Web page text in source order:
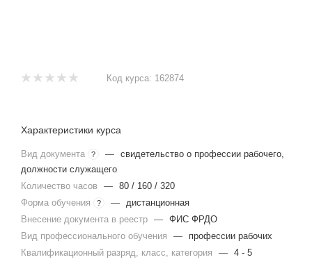
Код курса: 162874
Характеристики курса
Вид документа ? — свидетельство о профессии рабочего,
должности служащего
Количество часов
— 80 / 160 / 320
Форма обучения
? —
дистанционная
Внесение документа в реестр — ФИС ФРДО
Вид профессионального обучения
—
профессии рабочих
Квалификационный разряд, класс, категория
— 4 - 5